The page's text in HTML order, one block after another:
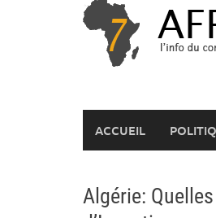
ACCUEIL
Algérie: